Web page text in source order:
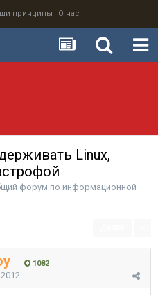
принципы О нас
Linux,
форум по информационной
1082